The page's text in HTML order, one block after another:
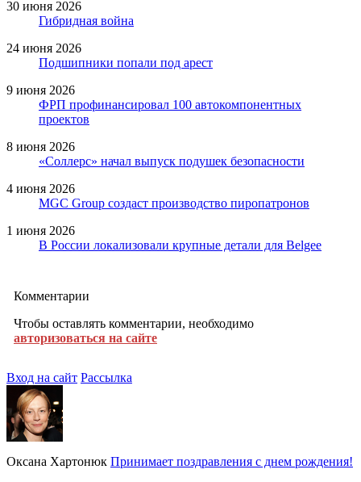
30 июня 2026
Гибридная война
24 июня 2026
Подшипники попали под арест
9 июня 2026
ФРП профинансировал 100 автокомпонентных
проектов
8 июня 2026
«Соллерс» начал выпуск подушек безопасности
4 июня 2026
MGC Group создаст производство пиропатронов
1 июня 2026
В России локализовали крупные детали для Belgee
Комментарии
Чтобы оставлять комментарии, необходимо
авторизоваться на сайте
Вход на сайт Рассылка
Оксана Хартонюк Принимает поздравления с днем рождения!